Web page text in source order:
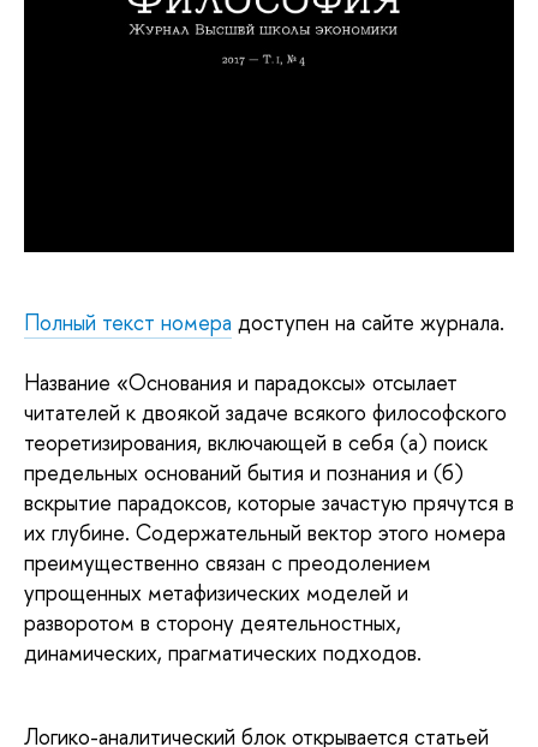
Полный текст номера доступен на сайте журнала.
Название «Основания и парадоксы» отсылает
читателей к двоякой задаче всякого философского
теоретизирования, включающей в себя (а) поиск
предельных оснований бытия и познания и (б)
вскрытие парадоксов, которые зачастую прячутся в
их глубине. Содержательный вектор этого номера
преимущественно связан с преодолением
упрощенных метафизических моделей и
разворотом в сторону деятельностных,
динамических, прагматических подходов.
Логико-аналитический блок открывается статьей